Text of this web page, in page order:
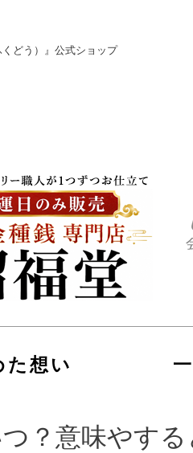
どう）』公式ショップ
た想い
？意味やす